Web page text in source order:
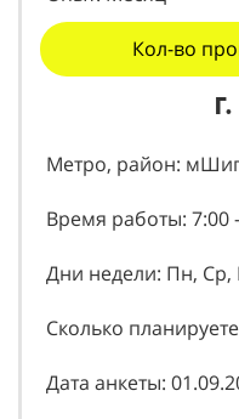
Кол-во
Метро, район:
Время работы: 7:00
Дни недели: Пн, Ср,
Сколько
Дата анкеты: